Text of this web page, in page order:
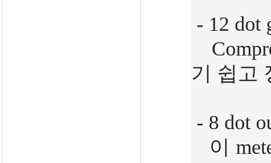
- 12 dot
기 쉽고
- 8 dot
이